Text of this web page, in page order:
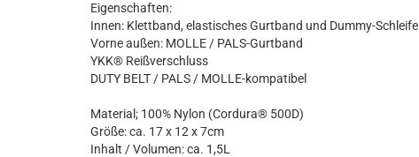
Eigenschaften:
Innen: Klettband, elastisches Gurtband und Dummy-Schleife
Vorne außen: MOLLE / PALS-Gurtband
YKK® Reißverschluss
DUTY BELT / PALS / MOLLE-kompatibel
Material; 100% Nylon (Cordura® 500D)
Größe: ca. 17 x 12 x 7cm
Inhalt / Volumen: ca. 1,5L